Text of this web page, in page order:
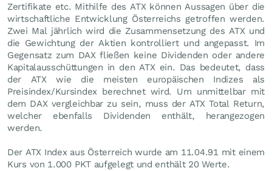
Zertifikate etc. Mithilfe des ATX können Aussagen über die
wirtschaftliche Entwicklung Österreichs getroffen werden.
Zwei Mal jährlich wird die Zusammensetzung des ATX und
die Gewichtung der Aktien kontrolliert und angepasst. Im
Gegensatz zum DAX fließen keine Dividenden oder andere
Kapitalausschüttungen in den ATX ein. Das bedeutet, dass
der ATX wie die meisten europäischen Indizes als
Preisindex/Kursindex berechnet wird. Um unmittelbar mit
dem DAX vergleichbar zu sein, muss der ATX Total Return,
welcher ebenfalls Dividenden enthält, herangezogen
werden.
Der ATX Index aus Österreich wurde am 11.04.91mit einem
Kurs von 1.000 PKTaufgelegt und enthält 20 Werte.